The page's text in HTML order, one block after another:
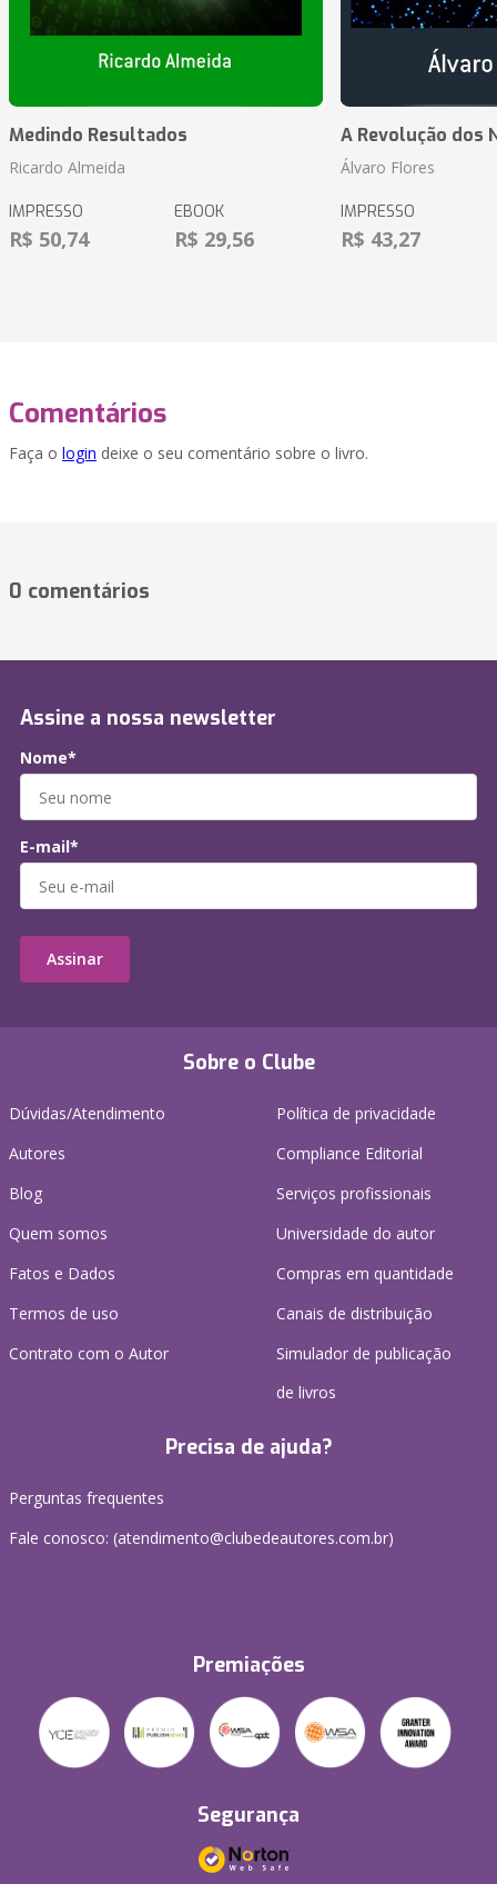
Medindo Resultados
Ricardo Almeida
IMPRESSO
R$ 50,74
EBOOK
R$ 29,56
A Revolução dos
Álvaro Flores
IMPRESSO
R$ 43,27
Comentários
Faça o login deixe o seu comentário sobre o livro.
0 comentários
Sobre o Clube
Dúvidas/Atendimento
Autores
Blog
Quem somos
Fatos e Dados
Termos de uso
Contrato com o Autor
Política de privacidade
Compliance Editorial
Serviços profissionais
Universidade do autor
Compras em quantidade
Canais de distribuição
Simulador de publicação
de livros
Precisa de ajuda?
Perguntas frequentes
Fale conosco: (atendimento@clubedeautores.com.br)
Premiações
Segurança
Assine a nossa newsletter
Nome*
E-mail*
Assinar